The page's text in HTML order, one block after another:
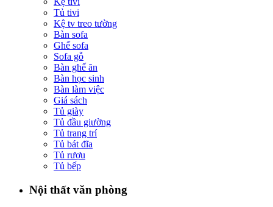
Tủ tivi
Kệ tv treo tường
Bàn sofa
Ghế sofa
Sofa gỗ
Bàn ghế ăn
Bàn học sinh
Bàn làm việc
Giá sách
Tủ giày
Tủ đầu giường
Tủ trang trí
Tủ bát đĩa
Tủ rượu
Tủ bếp
Nội thất văn phòng